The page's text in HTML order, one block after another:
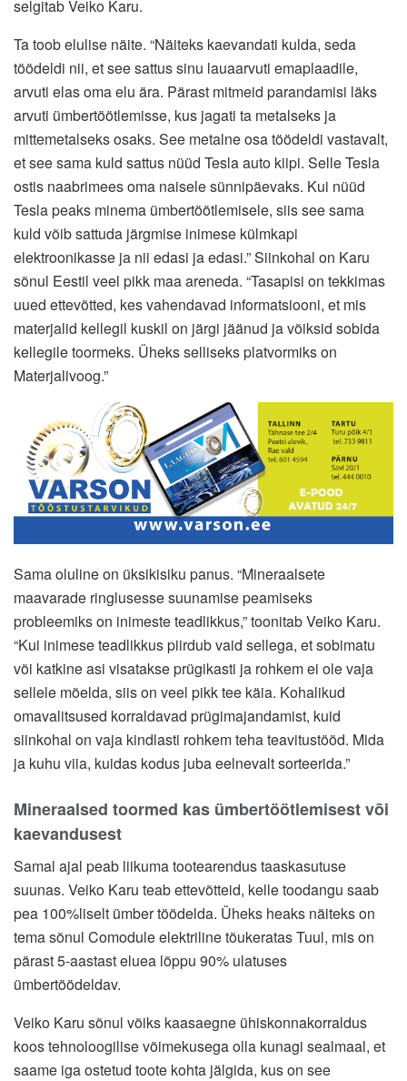
selgitab Veiko Karu.
Ta toob elulise näite. “Näiteks kaevandati kulda, seda
töödeldi nii, et see sattus sinu lauaarvuti emaplaadile,
arvuti elas oma elu ära. Pärast mitmeid parandamisi läks
arvuti ümbertöötlemisse, kus jagati ta metalseks ja
mittemetalseks osaks. See metalne osa töödeldi vastavalt,
et see sama kuld sattus nüüd Tesla auto kiipi. Selle Tesla
ostis naabrimees oma naisele sünnipäevaks. Kui nüüd
Tesla peaks minema ümbertöötlemisele, siis see sama
kuld võib sattuda järgmise inimese külmkapi
elektroonikasse ja nii edasi ja edasi.” Siinkohal on Karu
sõnul Eestil veel pikk maa areneda. “Tasapisi on tekkimas
uued ettevõtted, kes vahendavad informatsiooni, et mis
materjalid kellegil kuskil on järgi jäänud ja võiksid sobida
kellegile toormeks. Üheks selliseks platvormiks on
Materjalivoog.”
Sama oluline on üksikisiku panus. “Mineraalsete
maavarade ringlusesse suunamise peamiseks
probleemiks on inimeste teadlikkus,” toonitab Veiko Karu.
“Kui inimese teadlikkus piirdub vaid sellega, et sobimatu
või katkine asi visatakse prügikasti ja rohkem ei ole vaja
sellele mõelda, siis on veel pikk tee käia. Kohalikud
omavalitsused korraldavad prügimajandamist, kuid
siinkohal on vaja kindlasti rohkem teha teavitustööd. Mida
ja kuhu viia, kuidas kodus juba eelnevalt sorteerida.”
Mineraalsed toormed kas ümbertöötlemisest või
kaevandusest
Samal ajal peab liikuma tootearendus taaskasutuse
suunas. Veiko Karu teab ettevõtteid, kelle toodangu saab
pea 100%liselt ümber töödelda. Üheks heaks näiteks on
tema sõnul Comodule elektriline tõukeratas Tuul, mis on
pärast 5-aastast eluea lõppu 90% ulatuses
ümbertöödeldav.
Veiko Karu sõnul võiks kaasaegne ühiskonnakorraldus
koos tehnoloogilise võimekusega olla kunagi sealmaal, et
saame iga ostetud toote kohta jälgida, kus on see